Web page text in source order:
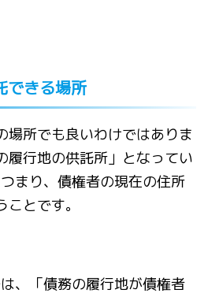
できる場所
場所でも良いわけではありま
履行地の供託所」となってい
まり、債権者の現在の住所
とです。
、「債務の履行地が債権者